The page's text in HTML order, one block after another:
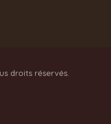
droits réservés.